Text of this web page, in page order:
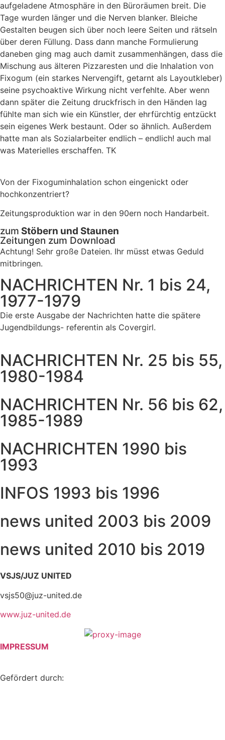
aufgeladene Atmosphäre in den Büroräumen breit. Die
Tage wurden länger und die Nerven blanker. Bleiche
Gestalten beugen sich über noch leere Seiten und rätseln
über deren Füllung. Dass dann manche Formulierung
daneben ging mag auch damit zusammenhängen, dass die
Mischung aus älteren Pizzaresten und die Inhalation von
Fixogum (ein starkes Nervengift, getarnt als Layoutkleber)
seine psychoaktive Wirkung nicht verfehlte. Aber wenn
dann später die Zeitung druckfrisch in den Händen lag
fühlte man sich wie ein Künstler, der ehrfürchtig entzückt
sein eigenes Werk bestaunt. Oder so ähnlich. Außerdem
hatte man als Sozialarbeiter endlich – endlich! auch mal
was Materielles erschaffen. TK
Von der Fixoguminhalation schon eingenickt oder
hochkonzentriert?
Zeitungsproduktion war in den 90ern noch Handarbeit.
zum Stöbern und Staunen
Zeitungen zum Download
Achtung! Sehr große Dateien. Ihr müsst etwas Geduld
mitbringen.
NACHRICHTEN Nr. 1 bis 24,
1977-1979
Die erste Ausgabe der Nachrichten hatte die spätere
Jugendbildungs- referentin als Covergirl.
NACHRICHTEN Nr. 25 bis 55,
1980-1984
NACHRICHTEN Nr. 56 bis 62,
1985-1989
NACHRICHTEN 1990 bis
1993
INFOS 1993 bis 1996
news united 2003 bis 2009
news united 2010 bis 2019
VSJS/JUZ UNITED
vsjs50@juz-united.de
www.juz-united.de
IMPRESSUM
Gefördert durch: